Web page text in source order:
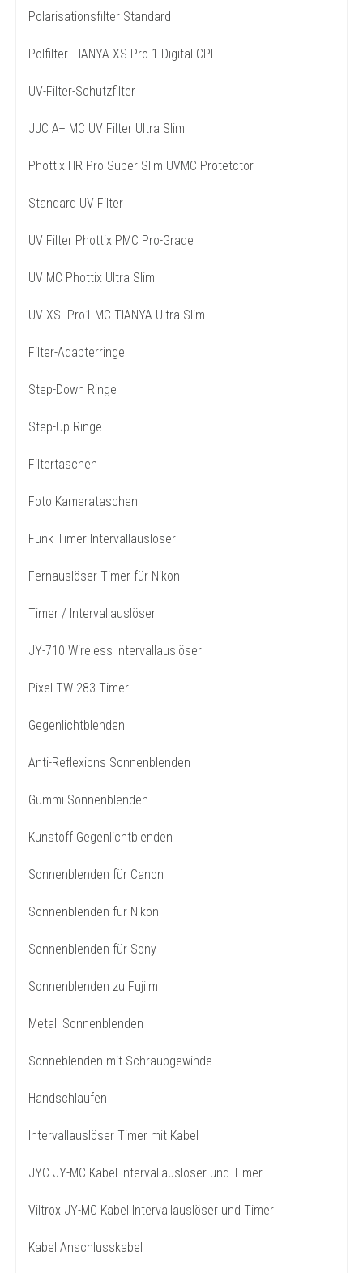
Polarisationsfilter Standard
Polfilter TIANYA XS-Pro 1 Digital CPL
UV-Filter-Schutzfilter
JJC A+ MC UV Filter Ultra Slim
Phottix HR Pro Super Slim UVMC Protetctor
Standard UV Filter
UV Filter Phottix PMC Pro-Grade
UV MC Phottix Ultra Slim
UV XS -Pro1 MC TIANYA Ultra Slim
Filter-Adapterringe
Step-Down Ringe
Step-Up Ringe
Filtertaschen
Foto Kamerataschen
Funk Timer Intervallauslöser
Fernauslöser Timer für Nikon
Timer / Intervallauslöser
JY-710 Wireless Intervallauslöser
Pixel TW-283 Timer
Gegenlichtblenden
Anti-Reflexions Sonnenblenden
Gummi Sonnenblenden
Kunstoff Gegenlichtblenden
Sonnenblenden für Canon
Sonnenblenden für Nikon
Sonnenblenden für Sony
Sonnenblenden zu Fujilm
Metall Sonnenblenden
Sonneblenden mit Schraubgewinde
Handschlaufen
Intervallauslöser Timer mit Kabel
JYC JY-MC Kabel Intervallauslöser und Timer
Viltrox JY-MC Kabel Intervallauslöser und Timer
Kabel Anschlusskabel